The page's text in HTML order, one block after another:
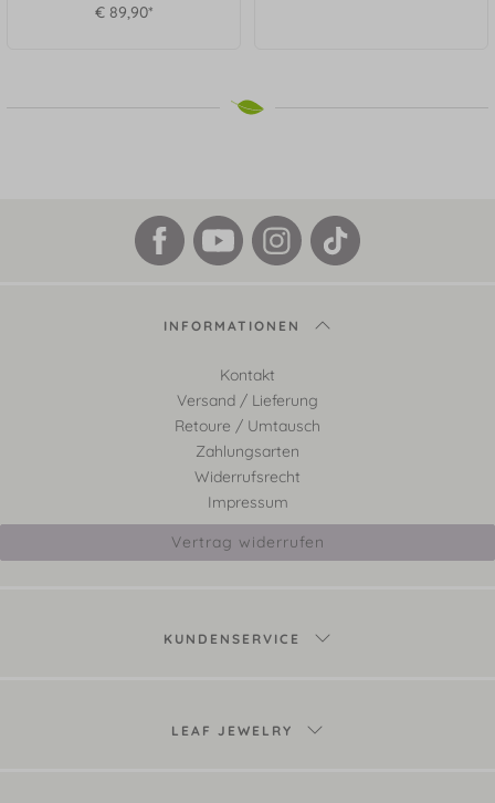
€ 89,90*
INFORMATIONEN
Kontakt
Versand / Lieferung
Retoure / Umtausch
Zahlungsarten
Widerrufsrecht
Impressum
Vertrag widerrufen
KUNDENSERVICE
LEAF JEWELRY